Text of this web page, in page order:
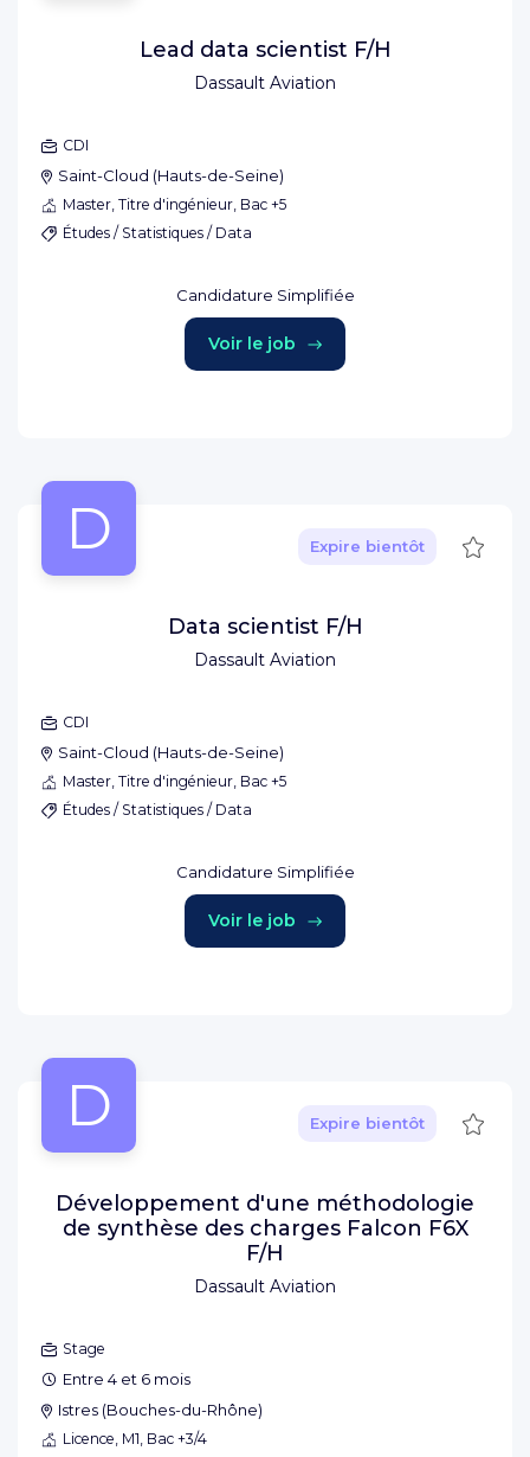
Dassault Aviation
Lead data scientist F/H
CDI
Saint-Cloud (Hauts-de-Seine)
Master, Titre d'ingénieur, Bac +5
Études / Statistiques / Data
Candidature Simplifiée
Voir le job
D
Dassault Aviation
Expire bientôt
Data scientist F/H
CDI
Saint-Cloud (Hauts-de-Seine)
Master, Titre d'ingénieur, Bac +5
Études / Statistiques / Data
Candidature Simplifiée
Voir le job
D
Dassault Aviation
Expire bientôt
Développement d'une méthodologie
de synthèse des charges Falcon F6X
F/H
Stage
Entre 4 et 6 mois
Istres (Bouches-du-Rhône)
Licence, M1, Bac +3/4